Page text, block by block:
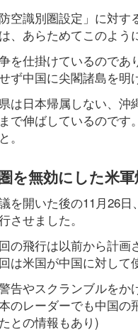
空識別圏設定」に対
、あらためてこのよう
を仕掛けているので
ず中国に尖閣諸島を明
は日本帰属しない、
で伸ばしているので
。
を無効にした米軍
を開いた後の11月26
させました。
の飛行は以前から計
は米国が中国に対して
告やスクランブルを
のレーダーでも中国
との情報もあり)